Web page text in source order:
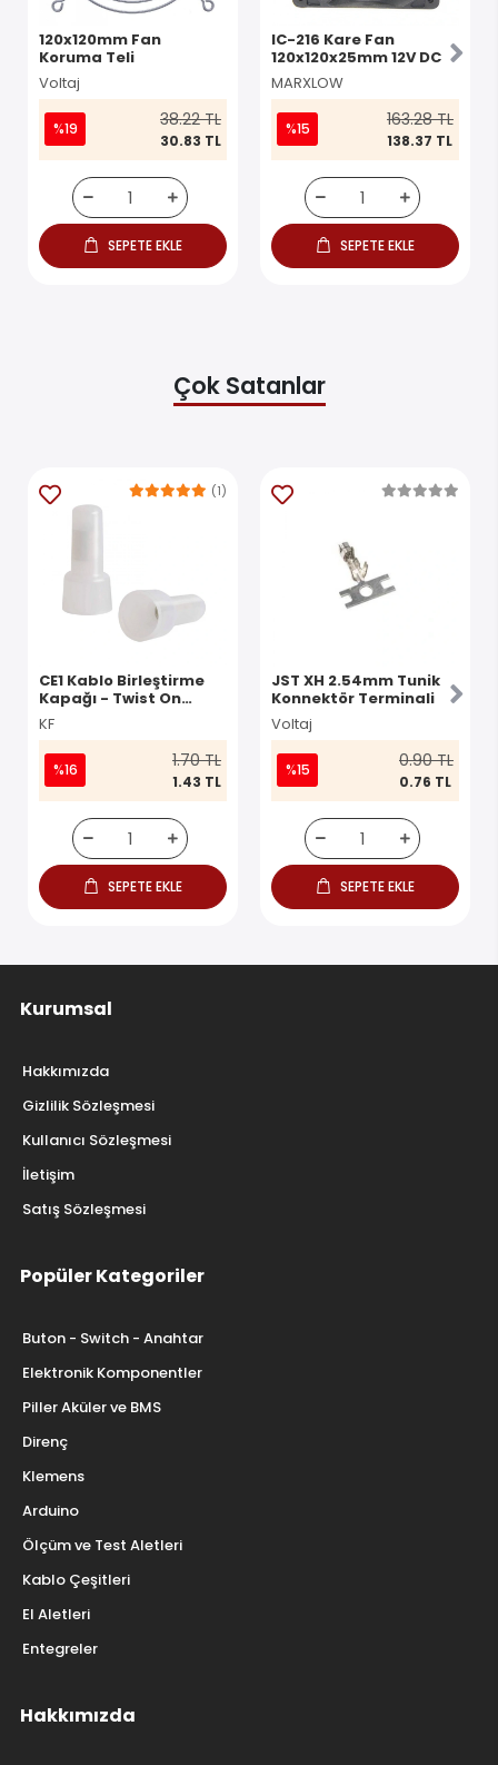
120x120mm Fan
Koruma Teli
Voltaj
%19 38.22 TL
30.83 TL
SEPETE EKLE
IC-216 Kare Fan
120x120x25mm 12V DC
MARXLOW
%15 163.28 TL
138.37 TL
SEPETE EKLE
Çok Satanlar
CE1 Kablo Birleştirme
Kapağı - Twist On
Konnektör
KF
(1)
%16 1.70 TL
1.43 TL
SEPETE EKLE
JST XH 2.54mm Tunik
Konnektör Terminali
Voltaj
%15 0.90 TL
0.76 TL
SEPETE EKLE
Kurumsal
Hakkımızda
Gizlilik Sözleşmesi
Kullanıcı Sözleşmesi
İletişim
Satış Sözleşmesi
Popüler Kategoriler
Buton - Switch - Anahtar
Elektronik Komponentler
Piller Aküler ve BMS
Direnç
Klemens
Arduino
Ölçüm ve Test Aletleri
Kablo Çeşitleri
El Aletleri
Entegreler
Hakkımızda